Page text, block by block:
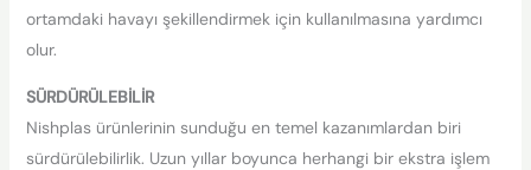
ortamdaki havayı şekillendirmek için kullanılmasına yardımcı
olur.
SÜRDÜRÜLEBİLİR
Nishplas ürünlerinin sunduğu en temel kazanımlardan biri
sürdürülebilirlik. Uzun yıllar boyunca herhangi bir ekstra işlem